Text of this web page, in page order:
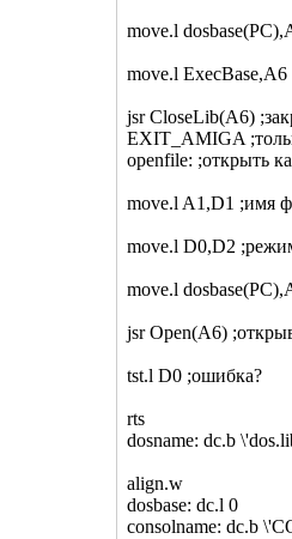
move.l
move.l ExecBase,A6
jsr CloseLib(A6)
EXIT_AMIGA
openfile: ;открыть
move.l A1,D1 ;имя
move.l D0,D2
move.l
jsr Open(A6)
tst.l D0 ;ошибка?
rts
dosname: dc.b
align.w
dosbase: dc.l 0
consolname: dc.b